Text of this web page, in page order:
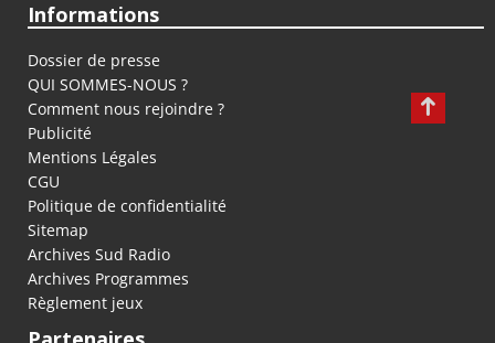
Informations
Dossier de presse
QUI SOMMES-NOUS ?
Comment nous rejoindre ?
Publicité
Mentions Légales
CGU
Politique de confidentialité
Sitemap
Archives Sud Radio
Archives Programmes
Règlement jeux